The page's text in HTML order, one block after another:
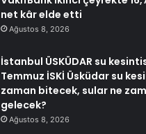
net kâr elde etti
Ağustos 8, 2026
İstanbul ÜSKÜDAR su
Temmuz İSKİ Üsküdar su
zaman bitecek, sular ne
gelecek?
Ağustos 8, 2026